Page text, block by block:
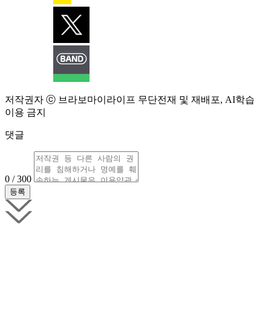
저작권자 ⓒ 브라보마이라이프 무단전재 및 재배포, AI학습
이용 금지
댓글
0 / 300